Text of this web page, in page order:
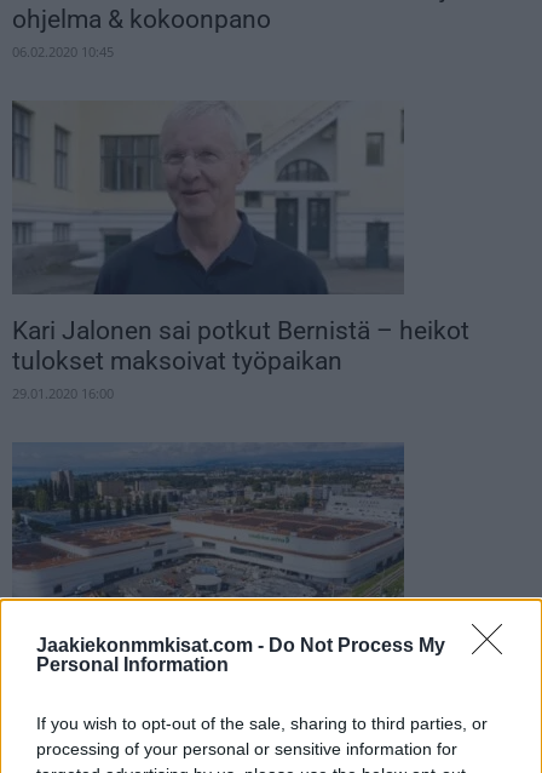
Jaakiekonmmkisat.com - Do Not Process My
Personal Information
If you wish to opt-out of the sale, sharing to third parties, or
processing of your personal or sensitive information for
ohjelma & kokoonpano
06.02.2020 10:45
Kari Jalonen sai potkut Bernistä – heikot
tulokset maksoivat työpaikan
29.01.2020 16:00
MM 2020 – Esittelyssä Vaudoise Aréna